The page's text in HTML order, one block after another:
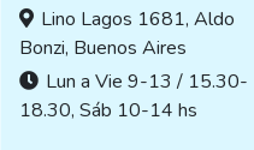
Lino Lagos 1681, Aldo
Bonzi, Buenos Aires
Lun a Vie 9-13 / 15.30-
18.30, Sáb 10-14 hs